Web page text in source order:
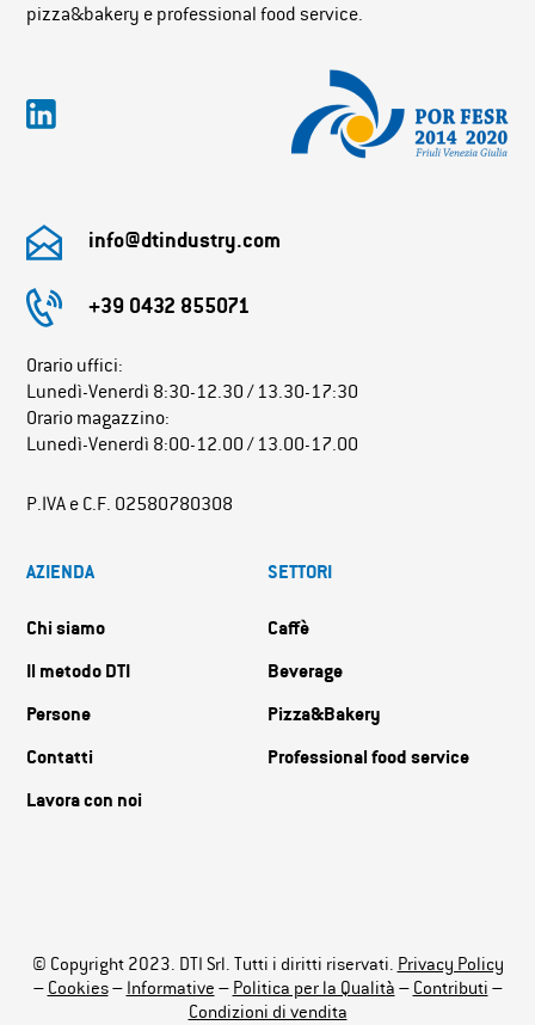
pizza&bakery e professional food service.
info@dtindustry.com
+39 0432 855071
Orario uffici:
Lunedì-Venerdì 8:30-12.30 / 13.30-17:30
Orario magazzino:
Lunedì-Venerdì 8:00-12.00 / 13.00-17.00
P.IVA e C.F. 02580780308
AZIENDA
Chi siamo
Il metodo DTI
Persone
Contatti
Lavora con noi
SETTORI
Caffè
Beverage
Pizza&Bakery
Professional food service
© Copyright 2023. DTI Srl. Tutti i diritti riservati. Privacy Policy
– Cookies– Informative – Politica per la Qualità – Contributi –
Condizioni di vendita